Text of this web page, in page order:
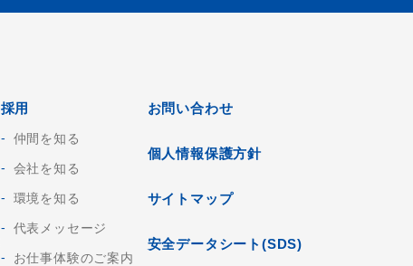
採用
仲間を知る
会社を知る
環境を知る
代表メッセージ
お仕事体験のご案内
お問い合わせ
個人情報保護方針
サイトマップ
安全データシート(SDS)